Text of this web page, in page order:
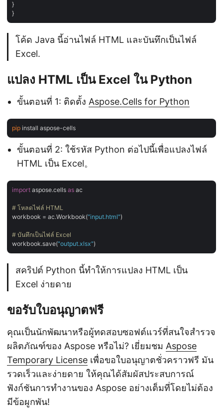
}
โค้ด Java นี้อ่านไฟล์ HTML และบันทึกเป็นไฟล์
Excel.
แปลง HTML เป็น Excel ใน Python
ขั้นตอนที่ 1: ติดตั้ง Aspose.Cells for Python
pip
ขั้นตอนที่ 2: ใช้รหัส Python ต่อไปนี้เพื่อแปลงไฟล์
HTML เป็น Excel。
import aspose.cells as ac
# โหลดไฟล์ HTML
workbook = ac.Workbook("input.html")
# บันทึกเป็นไฟล์ Excel
workbook.save("output.xlsx"
สคริปต์ Python นี้ทำให้การแปลง HTML เป็น
Excel ง่ายดาย
ขอรับใบอนุญาตฟรี
คุณเป็นนักพัฒนาหรือผู้ทดสอบซอฟต์แวร์ที่สนใจสำรวจ
ผลิตภัณฑ์ของ Aspose หรือไม่? เยี่ยมชม Aspose
Temporary License เพื่อขอใบอนุญาตชั่วคราวฟรี มัน
รวดเร็วและง่ายดาย ให้คุณได้สัมผัสประสบการณ์
ฟังก์ชันการทำงานของ Aspose อย่างเต็มที่โดยไม่ต้อง
มีข้อผูกพัน!